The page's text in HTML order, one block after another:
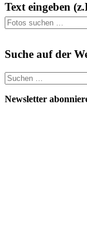
Text eingeben
Suche auf der
Suchen
nach:
Newsletter